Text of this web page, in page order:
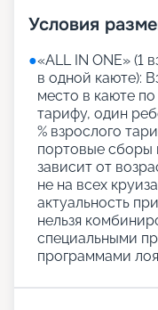
Условия
●«АLL IN ONE» (1
в одной каюте):
место в каюте
тарифу, один
% взрослого
портовые сборы
зависит от
не на всех
актуальность
нельзя
специальными
программами